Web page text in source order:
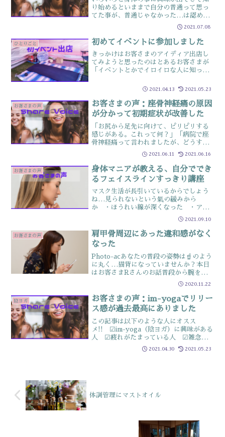
り始めるといままで自分の普通って思っ
てた事が、普通じゃなかった…は認めや
すいのですがじゃあどれが・なにが正解
なの？分からなくなってきます身体は複
雑だし、未だに進歩している分野だし謎
が多いのはよく分かります...
2021.07.08
ひとりごと 初めてイベントに参加しました
きっかけはお客さまのアイディア出店し
てみようと思ったのはとあるお客さまが
「イベントとかでイロイロな人に知って
コトからでしたビビりなので「そんなと
もらうにはある意味ベスト...
2021.04.13 2021.05.23
お客さまの声
お客さまの声：座骨神経痛の原因
が分かって初期症状が改善した
「お尻から足先に向けて、ピリピリする
感じがある。これって何？」「病院で座
骨神経痛って言われましたが、どうすれ
ば改善するか知ってます？」それなりの
頻度でお客さまに質問されますこの座骨
神経痛という症状症状改善にはしばしの
努力が必要ですが、早い段...
2021.06.11 2021.06.16
お客さまの声
身体マニアが教える、自分ででき
るフェイスラインすっきり講座
マスク生活が長引いているからでしょう
ね…見られないという氣の緩みから
か ・ほうれい線が深くなった ・アゴ
のたるみが増えたというご相談が増えて
いますAngel-heart 人と犬のアロマセ
ラピスト塚原小百合さんとコラボセミナ
ー（全3回）3回目...
2021.09.10
お客さまの声
肩甲骨周辺にあった違和感がなく
なった
Photo-acあなたの普段の姿勢は☝のよう
に丸く…猫背になっていませんか？本日
はお客さまRさんのお話普段から腕を使
うお仕事をされているRさん先日レッス
ンに来られた時「肩甲骨の辺りに何か溜
まっていっている氣がするんです」との
こと見るからに肩...
2020.11.22
陰ヨガ
お客さまの声：im-yogaでリリー
ス感が過去最高にありました
この記事は以下のような人にオスス
メ!! ☑im-yoga（陰ヨガ）に興味がある
人 ☑疲れがたまっている人 ☑雑念を
払いたい人 ☑マインドフルネスに興味
がある人過去最高のリリース感4月28日
2021.04.30 2021.05.23
体調管理にマストオイル